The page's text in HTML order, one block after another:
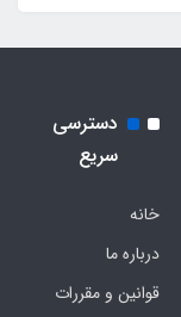
دسترسی
سریع
خانه
درباره ما
قوانین و مقررات